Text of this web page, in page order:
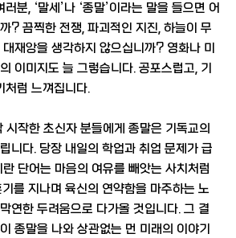
분, ‘말세’나 ‘종말’이라는 말을 들으면 어
? 끔찍한 전쟁, 파괴적인 지진, 하늘이 무
재앙을 생각하지 않으십니까? 영화나 미
이미지도 늘 그렇습니다. 공포스럽고, 기
처럼 느껴집니다.
시작한 초신자 분들에게 종말은 기독교의
니다. 당장 내일의 학업과 취업 문제가 급
단어는 마음의 여유를 빼앗는 사치처럼
를 지나며 육신의 연약함을 마주하는 노
연한 두려움으로 다가올 것입니다. 그 결
종말을 나와 상관없는 먼 미래의 이야기